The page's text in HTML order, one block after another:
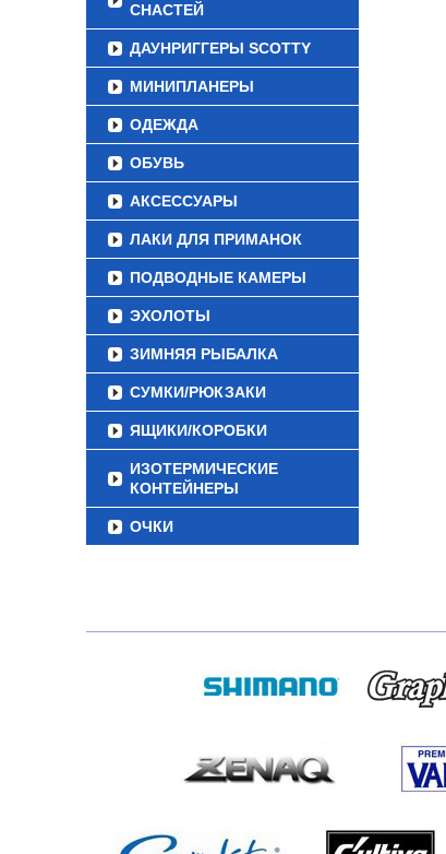
СНАСТЕЙ
ДАУНРИГГЕРЫ SCOTTY
МИНИПЛАНЕРЫ
ОДЕЖДА
ОБУВЬ
АКСЕССУАРЫ
ЛАКИ ДЛЯ ПРИМАНОК
ПОДВОДНЫЕ КАМЕРЫ
ЭХОЛОТЫ
ЗИМНЯЯ РЫБАЛКА
СУМКИ/РЮКЗАКИ
ЯЩИКИ/КОРОБКИ
ИЗОТЕРМИЧЕСКИЕ
КОНТЕЙНЕРЫ
ОЧКИ